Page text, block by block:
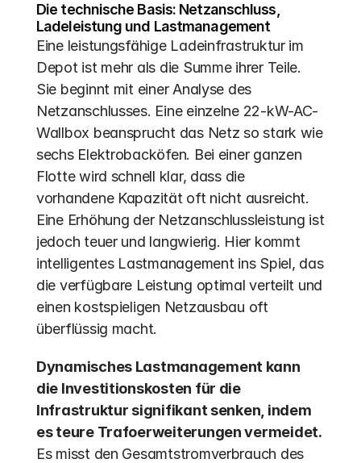
Die technische Basis: Netzanschluss,
Ladeleistung und Lastmanagement
Eine leistungsfähige Ladeinfrastruktur im
Depot ist mehr als die Summe ihrer Teile.
Sie beginnt mit einer Analyse des
Netzanschlusses. Eine einzelne 22-kW-AC-
Wallbox beansprucht das Netz so stark wie
sechs Elektrobacköfen. Bei einer ganzen
Flotte wird schnell klar, dass die
vorhandene Kapazität oft nicht ausreicht.
Eine Erhöhung der Netzanschlussleistung ist
jedoch teuer und langwierig. Hier kommt
intelligentes Lastmanagement ins Spiel, das
die verfügbare Leistung optimal verteilt und
einen kostspieligen Netzausbau oft
überflüssig macht.
Dynamisches Lastmanagement kann
die Investitionskosten für die
Infrastruktur signifikant senken, indem
es teure Trafoerweiterungen vermeidet.
Es misst den Gesamtstromverbrauch des